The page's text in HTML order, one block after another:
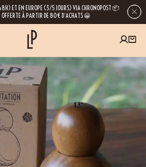
ET EN EUROPE (3/5 JOURS) VIA CHRONOPOST 📦
OFFERTE À PARTIR DE 80€ D’ACHATS 😀
À LA NEWSLETTER
obtenez l’accès à nos newsletters riches en
sur nos dernières nouveautés. Bien sûr, se
est possible à tout moment.